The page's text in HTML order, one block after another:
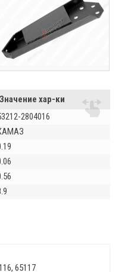
Значение хар-ки
2804016
65117